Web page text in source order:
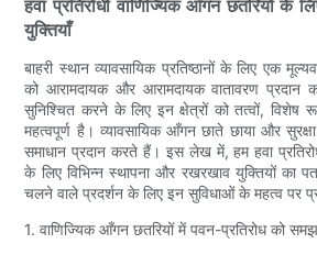
हवा प्रतिरोधी वाणिज्यिक आँगन छतरियों के
युक्तियाँ
बाहरी स्थान व्यावसायिक प्रतिष्ठानों के लिए एक
को आरामदायक और आरामदायक वातावरण
सुनिश्चित करने के लिए इन क्षेत्रों को तत्वों, विशेष
महत्वपूर्ण है। व्यावसायिक आँगन छाते छाया और
समाधान प्रदान करते हैं। इस लेख में, हम हवा
के लिए विभिन्न स्थापना और रखरखाव युक्तियों का
चलने वाले प्रदर्शन के लिए इन सुविधाओं के महत्व पर
1. वाणिज्यिक आँगन छतरियों में पवन-प्रतिरोध को